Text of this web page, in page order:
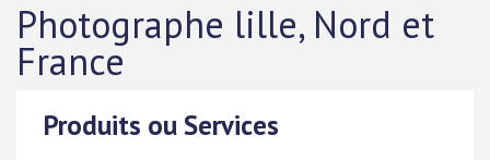
Photographe lille, Nord et
France
Produits ou Services